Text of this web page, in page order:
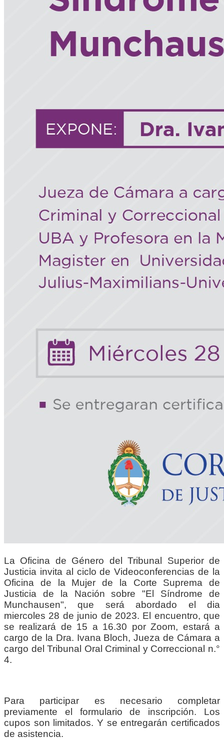
La Oficina de Género del Tribunal Superior de
Justicia invita al ciclo de Videoconferencias de la
Oficina de la Mujer de la Corte Suprema de
Justicia de la Nación sobre "El Síndrome de
Munchausen", que será abordado el dia
miercoles 28 de junio de 2023. El encuentro, que
se realizará de 15 a 16.30 por Zoom, estará a
cargo de la Dra. Ivana Bloch, Jueza de Cámara a
cargo del Tribunal Oral Criminal y Correccional n.°
4.
Para participar es necesario completar
previamente el formulario de inscripción. Los
cupos son limitados. Y se entregarán certificados
de asistencia.